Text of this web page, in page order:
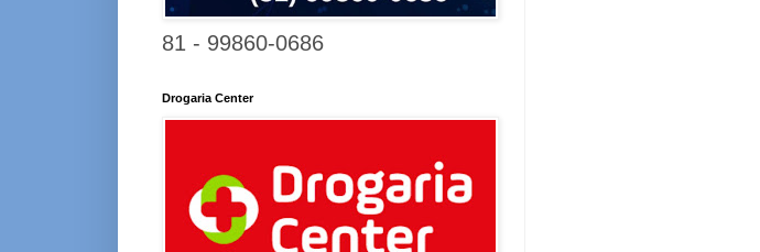
81 - 99860-0686
Drogaria Center